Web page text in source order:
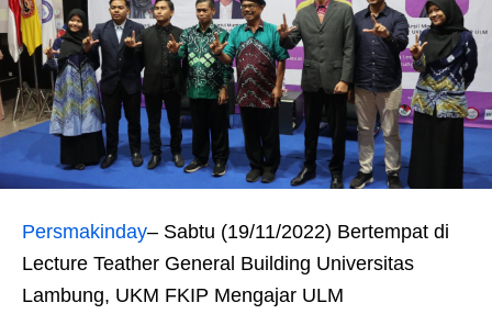
Persmakinday– Sabtu (19/11/2022) Bertempat di
Lecture Teather General Building Universitas
Lambung, UKM FKIP Mengajar ULM